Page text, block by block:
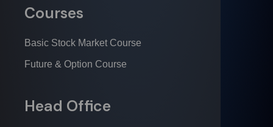
Courses
Basic Stock Market Course
Future & Option Course
Head Office